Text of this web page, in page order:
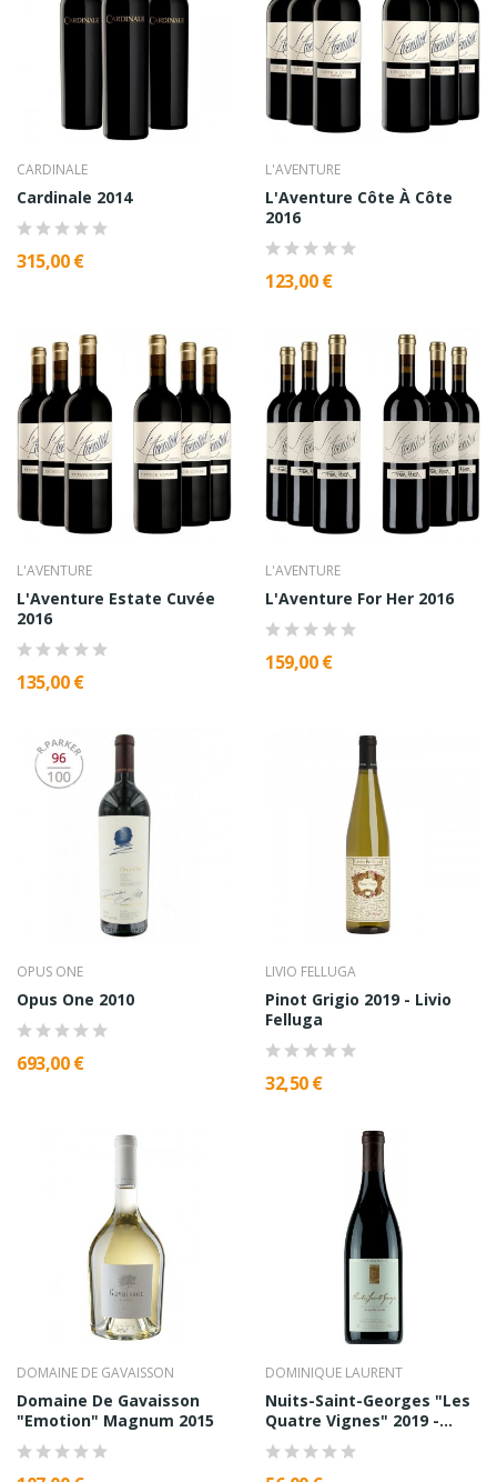
CARDINALE
Cardinale 2014
315,00 €
L'AVENTURE
L'Aventure Côte À Côte
2016
123,00 €
L'AVENTURE
L'Aventure Estate Cuvée
2016
135,00 €
L'AVENTURE
L'Aventure For Her 2016
159,00 €
OPUS ONE
Opus One 2010
693,00 €
LIVIO FELLUGA
Pinot Grigio 2019 - Livio
Felluga
32,50 €
DOMAINE DE GAVAISSON
Domaine De Gavaisson
"Emotion" Magnum 2015
DOMINIQUE LAURENT
Nuits-Saint-Georges "Les
Quatre Vignes" 2019 -...